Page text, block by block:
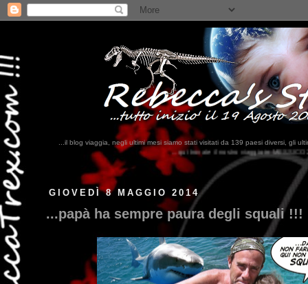
...il blog viaggia, negli ultimi mesi siamo stati visitati da 139 paesi diversi, gli
...qui trovate il nostro viaggio in MESSICO 2023...clikka qui !!!
GIOVEDÌ 8 MAGGIO 2014
...papà ha sempre paura degli squali !!!